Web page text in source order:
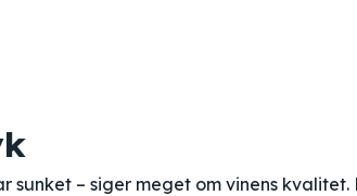
– siger meget om vinens kvalitet.